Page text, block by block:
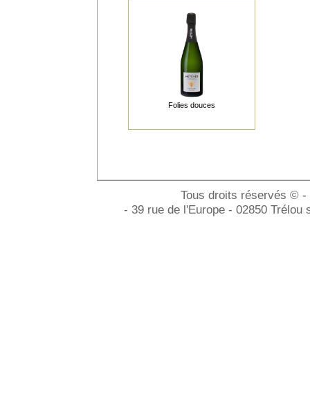
Folies douces
Tous droits réservés © -
- 39 rue de l'Europe - 02850